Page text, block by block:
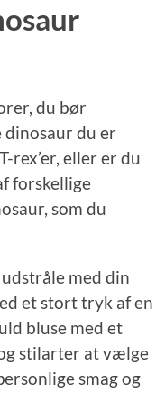
du bør
du er
rex’er, eller er du
forskellige
som du
med din
et stort tryk af en
bluse med et
stilarter at vælge
smag og